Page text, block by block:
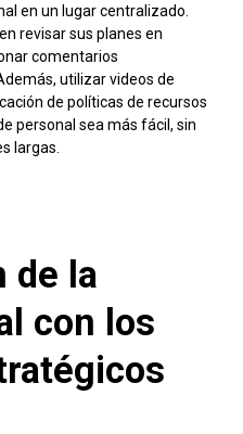
en un lugar centralizado.
revisar sus planes en
comentarios
utilizar videos de
de políticas de recursos
personal sea más fácil, sin
largas.
de la
con los